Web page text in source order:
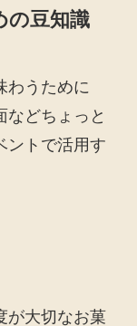
の豆知識
わうために
などちょっと
ントで活用す
が大切なお菓